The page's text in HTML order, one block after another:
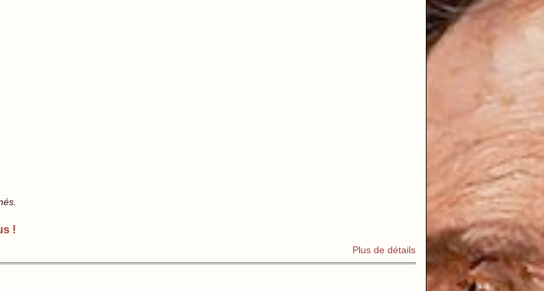
!
Plus de détails